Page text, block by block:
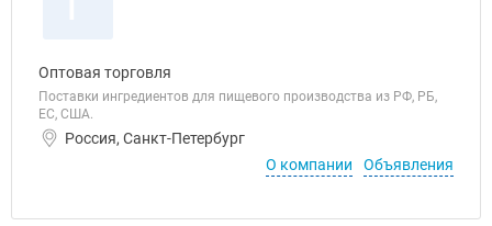
Оптовая торговля
Поставки ингредиентов для пищевого производства из РФ, РБ,
ЕС, США.
Россия, Санкт-Петербург
О компании
Объявления